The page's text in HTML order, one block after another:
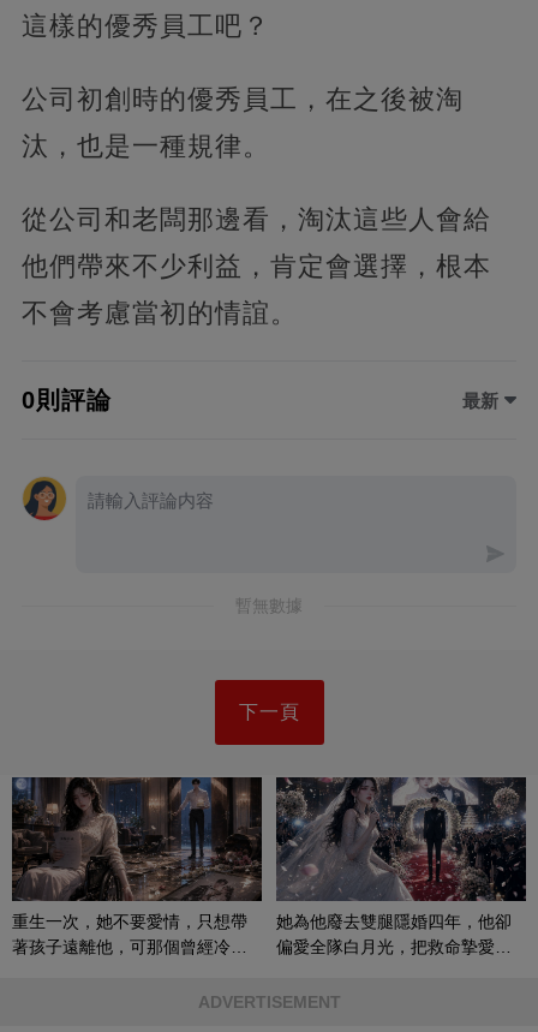
這樣的優秀員工吧？
公司初創時的優秀員工，在之後被淘
汰，也是一種規律。
從公司和老闆那邊看，淘汰這些人會給
他們帶來不少利益，肯定會選擇，根本
不會考慮當初的情誼。
0則評論 最新
暫無數據
下一頁
重生一次，她不要愛情，只想帶
著孩子遠離他，可那個曾經冷漠
她為他廢去雙腿隱婚四年，他卻
偏愛全隊白月光，把救命摯愛當
ADVERTISEMENT